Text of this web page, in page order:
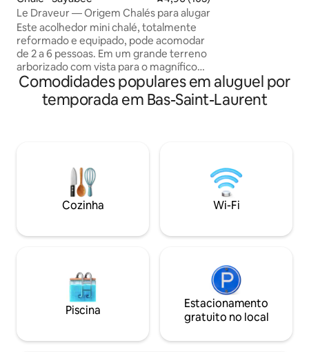
Le Draveur — Origem Chalés para alugar
Este acolhedor mini chalé, totalmente
reformado e equipado, pode acomodar
de 2 a 6 pessoas. Em um grande terreno
arborizado com vista para o magnífico
Lago Matapédia, é ideal para uma
estadia romântica, em família ou
simplesmente para alguns dias de
aproveitar ao máximo o lago. *Acessível
por um grande patamar de degraus *É
recomendado o uso de veículos no
Comodidades populares em aluguel por
temporada em Bas-Saint-Laurent
Cozinha Wi-Fi
Piscina
Estacionamento
gratuito no local